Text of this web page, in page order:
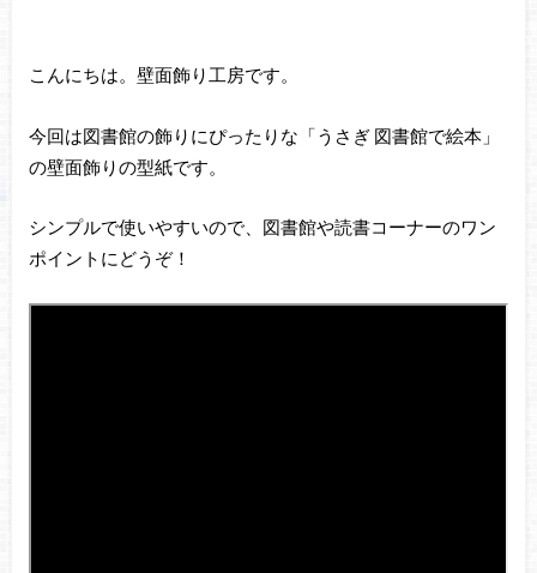
こんにちは。壁面飾り工房です。
今回は図書館の飾りにぴったりな「うさぎ 図書館で絵本」
の壁面飾りの型紙です。
シンプルで使いやすいので、図書館や読書コーナーのワン
ポイントにどうぞ！